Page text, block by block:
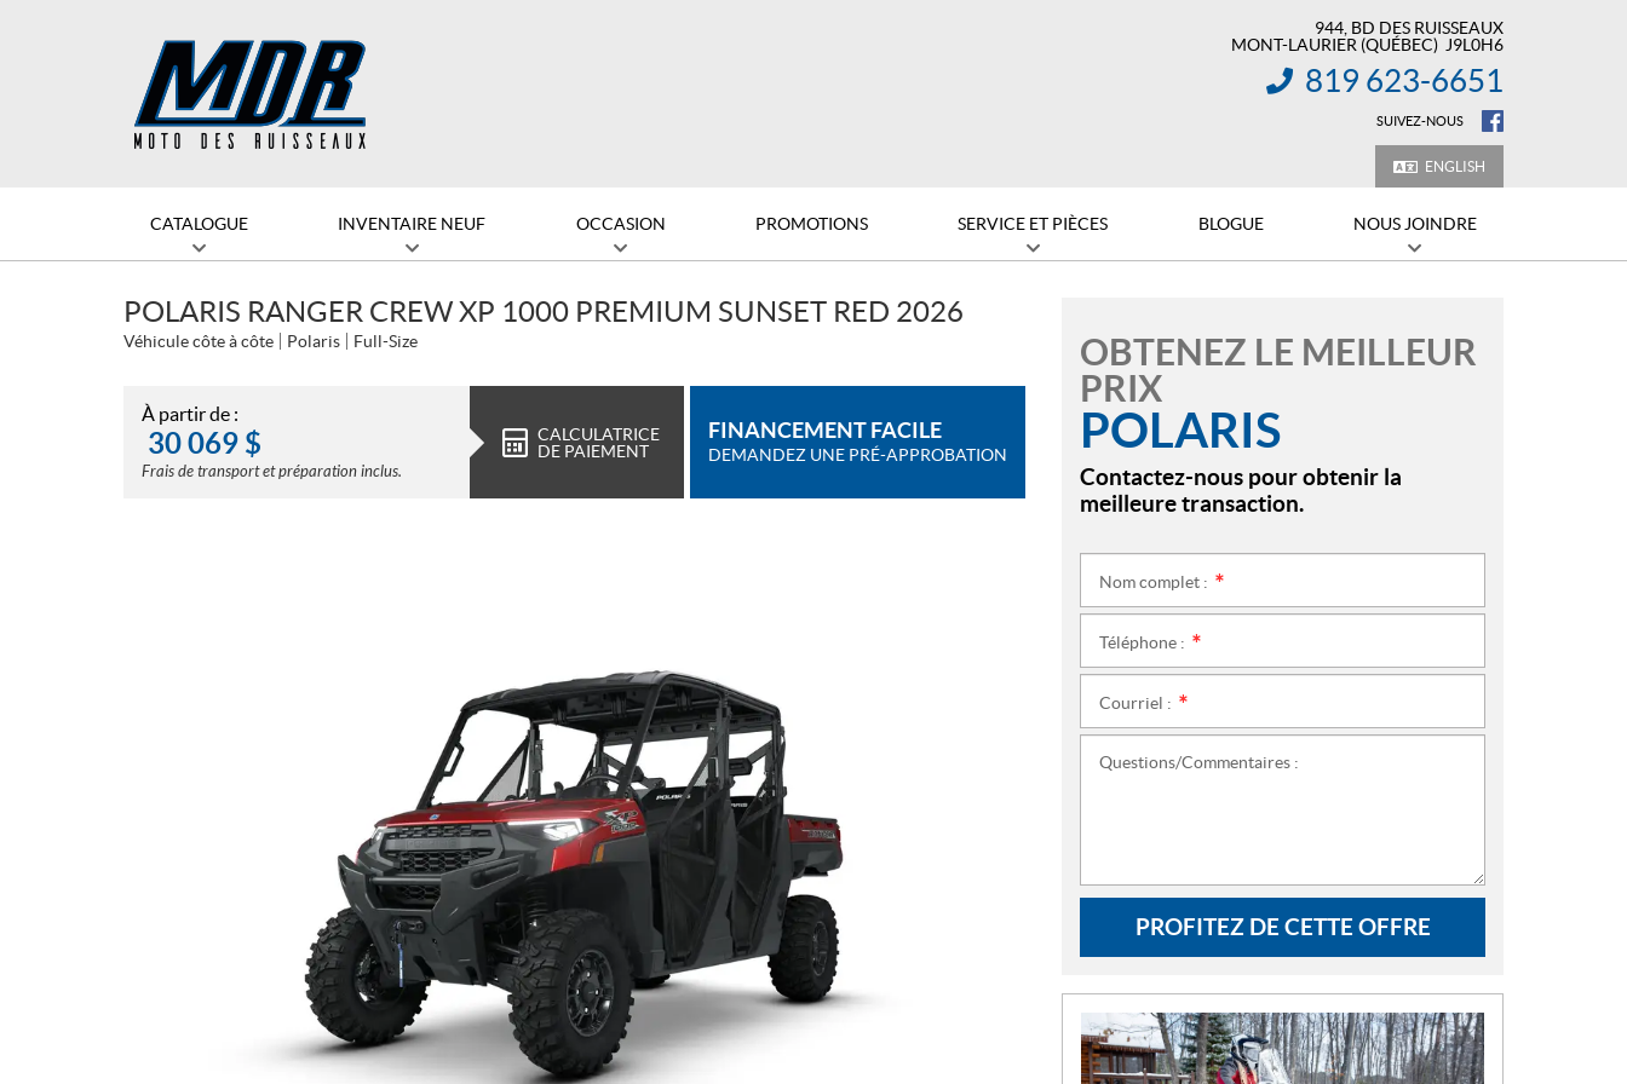
944, BD DES RUISSEAUX
MONT-LAURIER (QUÉBEC) J9L0H6
INFORMATION :
819 623-6651
SUIVEZ-NOUS
ENGLISH
CATALOGUE INVENTAIRE NEUF OCCASION PROMOTIONS SERVICE ET PIÈCES BLOGUE NOUS JOINDRE
POLARIS RANGER CREW XP 1000 PREMIUM SUNSET RED 2026
Véhicule côte à côte Polaris Full-Size
À partir de :
30 069 $
Frais de transport et préparation inclus.
CALCULATRICE
DE PAIEMENT
FINANCEMENT FACILE
DEMANDEZ UNE PRÉ-APPROBATION
OBTENEZ LE MEILLEUR
PRIX
POLARIS
Contactez-nous pour obtenir la
meilleure transaction.
Nom complet :
Téléphone :
Courriel :
Questions/Commentaires :
PROFITEZ DE CETTE OFFRE
N
O